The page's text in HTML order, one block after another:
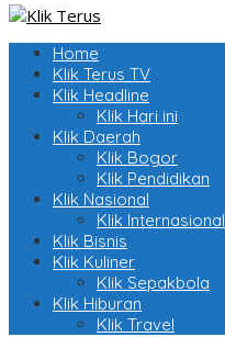
Home
Klik Terus TV
Klik Headline
Klik Hari ini
Klik Daerah
Klik Bogor
Klik Pendidikan
Klik Nasional
Klik Internasional
Klik Bisnis
Klik Kuliner
Klik Sepakbola
Klik Hiburan
Klik Travel